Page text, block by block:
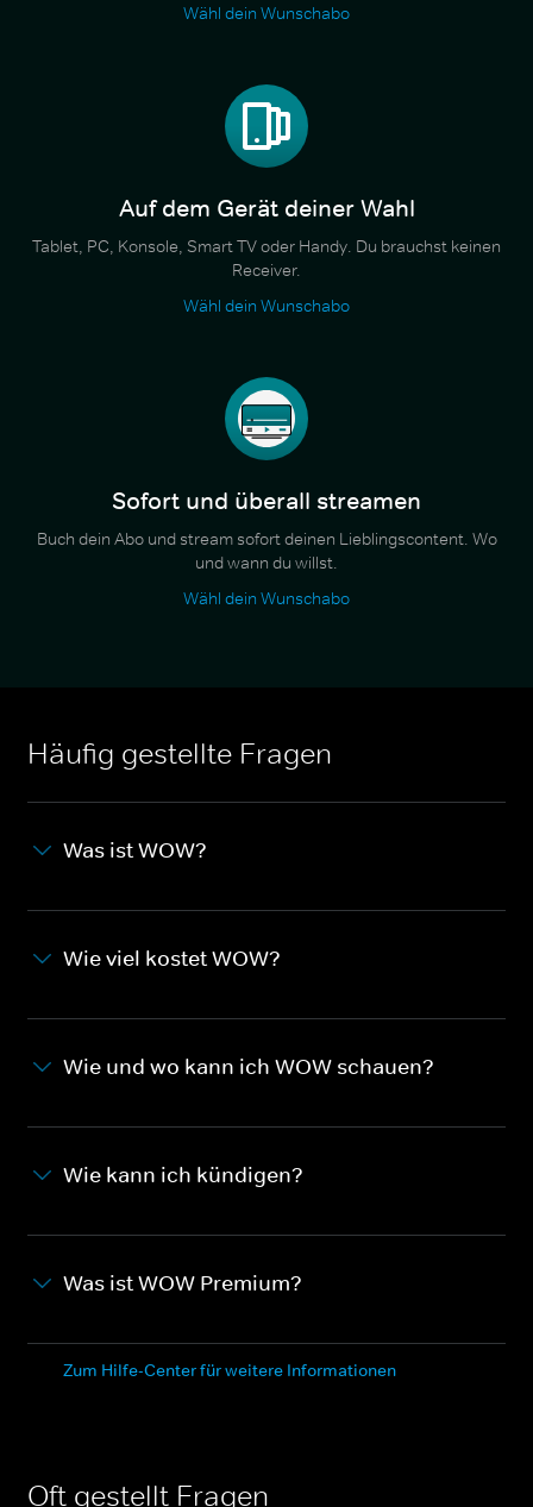
Wähl dein Wunschabo
Auf dem Gerät deiner Wahl
Tablet, PC, Konsole, Smart TV oder Handy. Du brauchst keinen
Receiver.
Wähl dein Wunschabo
Sofort und überall streamen
Buch dein Abo und stream sofort deinen Lieblingscontent. Wo
und wann du willst.
Wähl dein Wunschabo
Häufig gestellte Fragen
Was ist WOW?
Wie viel kostet WOW?
Wie und wo kann ich WOW schauen?
Wie kann ich kündigen?
Was ist WOW Premium?
Zum Hilfe-Center für weitere Informationen
Oft gestellt Fragen